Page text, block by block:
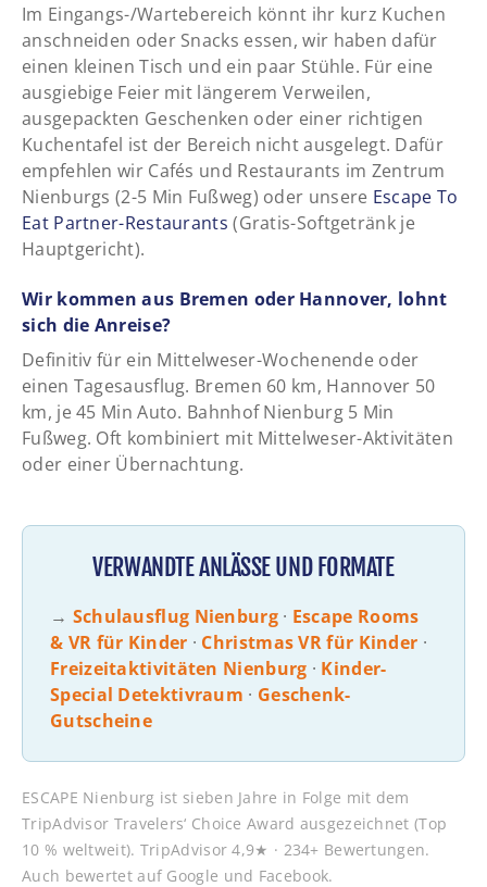
Im Eingangs-/Wartebereich könnt ihr kurz Kuchen
anschneiden oder Snacks essen, wir haben dafür
einen kleinen Tisch und ein paar Stühle. Für eine
ausgiebige Feier mit längerem Verweilen,
ausgepackten Geschenken oder einer richtigen
Kuchentafel ist der Bereich nicht ausgelegt. Dafür
empfehlen wir Cafés und Restaurants im Zentrum
Nienburgs (2-5 Min Fußweg) oder unsere Escape To
Eat Partner-Restaurants (Gratis-Softgetränk je
Hauptgericht).
Wir kommen aus Bremen oder Hannover, lohnt
sich die Anreise?
Definitiv für ein Mittelweser-Wochenende oder
einen Tagesausflug. Bremen 60 km, Hannover 50
km, je 45 Min Auto. Bahnhof Nienburg 5 Min
Fußweg. Oft kombiniert mit Mittelweser-Aktivitäten
oder einer Übernachtung.
VERWANDTE ANLÄSSE UND FORMATE
→ Schulausflug Nienburg· Escape Rooms
& VR für Kinder · Christmas VR für Kinder ·
Freizeitaktivitäten Nienburg · Kinder-
Special Detektivraum · Geschenk-
Gutscheine
ESCAPE Nienburg ist sieben Jahre in Folge mit dem
TripAdvisor Travelers‘ Choice Award ausgezeichnet (Top
10 % weltweit). TripAdvisor 4,9★ · 234+ Bewertungen.
Auch bewertet auf Google und Facebook.